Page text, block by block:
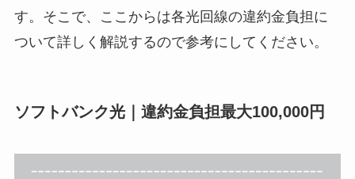
す。そこで、ここからは各光回線の違約金負担に
ついて詳しく解説するので参考にしてください。
ソフトバンク光｜違約金負担最大100,000円